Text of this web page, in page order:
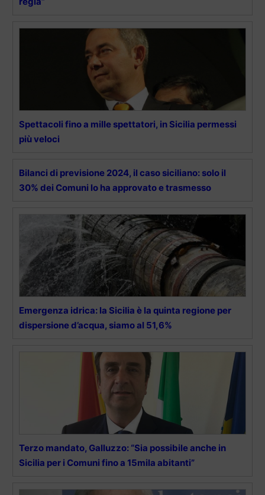
Spettacoli fino a mille spettatori, in Sicilia permessi
più veloci
Bilanci di previsione 2024, il caso siciliano: solo il
30% dei Comuni lo ha approvato e trasmesso
Emergenza idrica: la Sicilia è la quinta regione per
dispersione d’acqua, siamo al 51,6%
Terzo mandato, Galluzzo: “Sia possibile anche in
Sicilia per i Comuni fino a 15mila abitanti”